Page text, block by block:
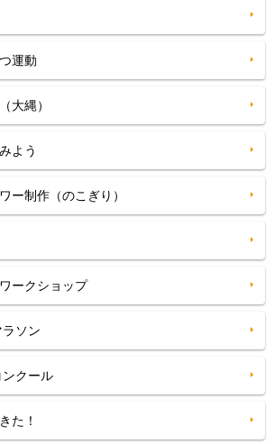
運動
大縄）
よう
ー制作（のこぎり）
ークショップ
ソン
クール
た！